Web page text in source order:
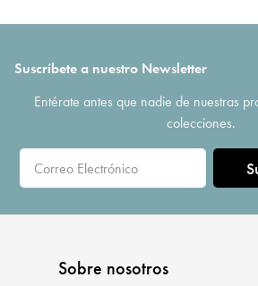
Suscríbete a nuestro Newsletter
Entérate antes que nadie de nuestras
colecciones.
Sobre nosotros